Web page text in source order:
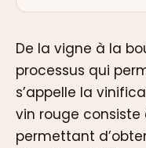
De la vigne à la
processus qui
s’appelle la
vin rouge consiste
permettant